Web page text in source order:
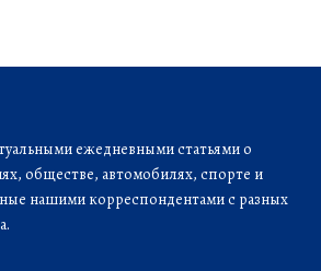
ежедневными статьями о
обществе, автомобилях, спорте и
нашими корреспондентами с разных